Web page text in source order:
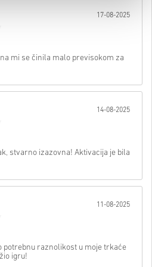
17-08-2025
mi se činila malo previsokom za
14-08-2025
stvarno izazovna! Aktivacija je bila
11-08-2025
potrebnu raznolikost u moje trkaće
igru!